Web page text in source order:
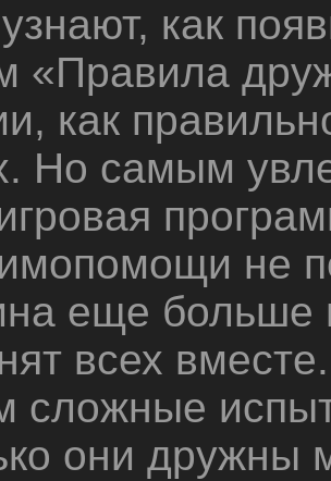
как
«Правила
как
Но самым
не
еще
всех
сложные
они дружны